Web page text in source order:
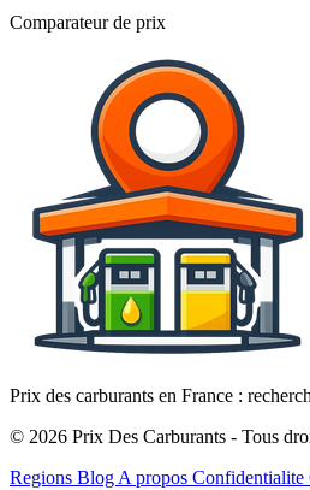
Comparateur de prix
Prix des carburants en France :
© 2026 Prix Des Carburants - Tous
Regions Blog A propos Confidentialite